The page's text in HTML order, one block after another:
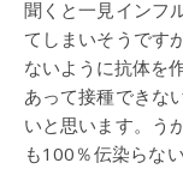
聞くと一見インフ
てしまいそうです
ないように抗体を
あって接種できな
いと思います。う
も100％伝染らな